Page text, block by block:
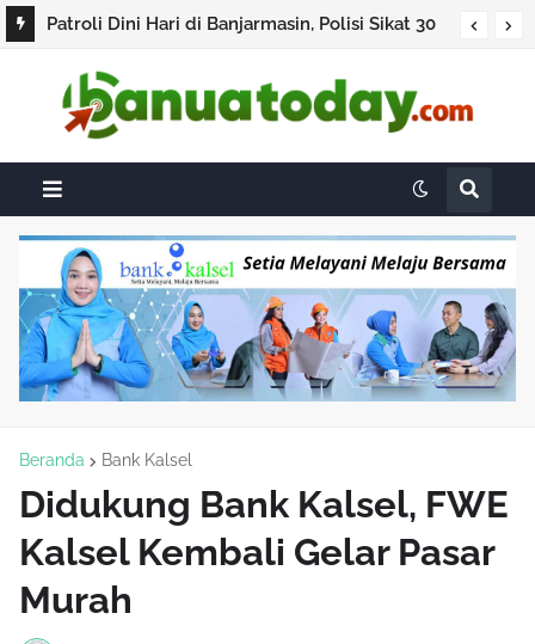
Patroli Dini Hari di Banjarmasin, Polisi Sikat 30
Beranda Bank Kalsel
Didukung Bank Kalsel, FWE
Kalsel Kembali Gelar Pasar
Murah